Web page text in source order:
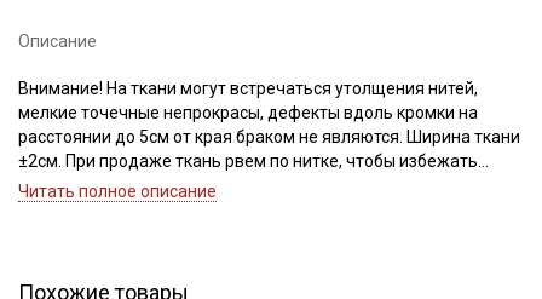
Описание
Внимание! На ткани могут встречаться утолщения нитей,
мелкие точечные непрокрасы, дефекты вдоль кромки на
расстоянии до 5см от края браком не являются. Ширина ткани
±2см. При продаже ткань рвем по нитке, чтобы избежать
перекоса ткани при дальнейшей обработке. Важно, при
заказе.
Читать полное описание
Похожие товары